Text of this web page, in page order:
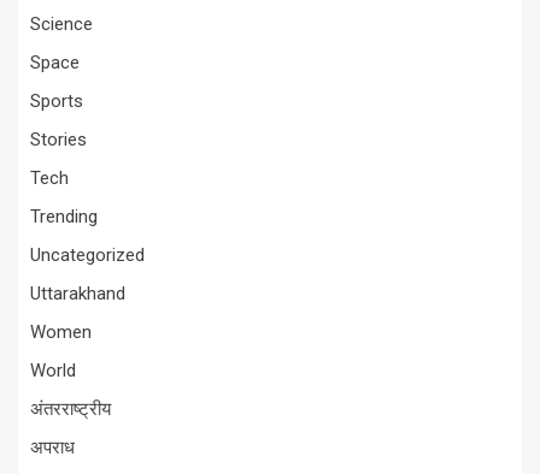
Science
Space
Sports
Stories
Tech
Trending
Uncategorized
Uttarakhand
Women
World
अंतरराष्ट्रीय
अपराध